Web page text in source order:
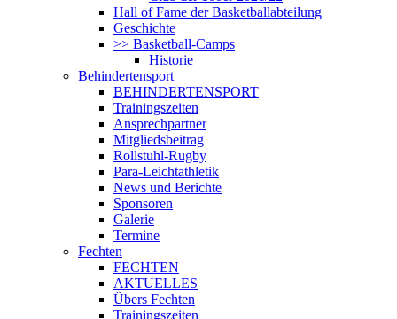
Hall of Fame der Basketballabteilung
Geschichte
>> Basketball-Camps
Historie
Behindertensport
BEHINDERTENSPORT
Trainingszeiten
Ansprechpartner
Mitgliedsbeitrag
Rollstuhl-Rugby
Para-Leichtathletik
News und Berichte
Sponsoren
Galerie
Termine
Fechten
FECHTEN
AKTUELLES
Übers Fechten
Trainingszeiten